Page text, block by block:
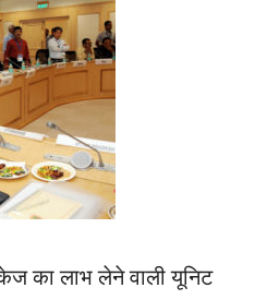
का लाभ लेने वाली यूनिट